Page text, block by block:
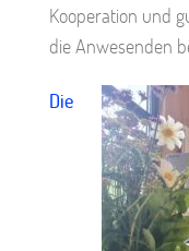
Kooperation und
die Anwesenden
Die